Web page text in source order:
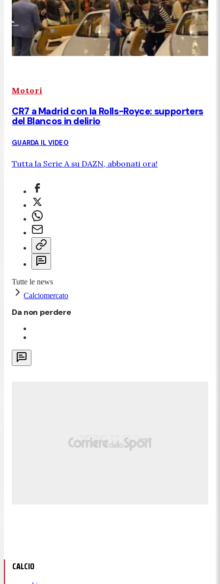
Motori
CR7 a Madrid con la Rolls-Royce: supporters
del Blancos in delirio
GUARDA IL VIDEO
Tutta la Serie A su DAZN, abbonati ora!
Tutte le news
Calciomercato
Da non perdere
CALCIO